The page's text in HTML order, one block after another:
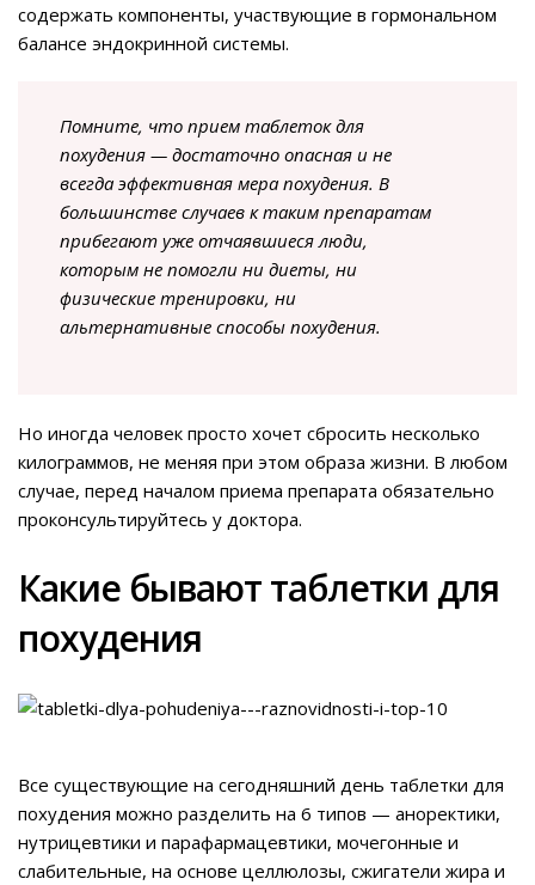
содержать компоненты, участвующие в гормональном
балансе эндокринной системы.
Помните, что прием таблеток для
похудения — достаточно опасная и не
всегда эффективная мера похудения. В
большинстве случаев к таким препаратам
прибегают уже отчаявшиеся люди,
которым не помогли ни диеты, ни
физические тренировки, ни
альтернативные способы похудения.
Но иногда человек просто хочет сбросить несколько
килограммов, не меняя при этом образа жизни. В любом
случае, перед началом приема препарата обязательно
проконсультируйтесь у доктора.
Какие бывают таблетки для
похудения
Все существующие на сегодняшний день таблетки для
похудения можно разделить на 6 типов — аноректики,
нутрицевтики и парафармацевтики, мочегонные и
слабительные, на основе целлюлозы, сжигатели жира и